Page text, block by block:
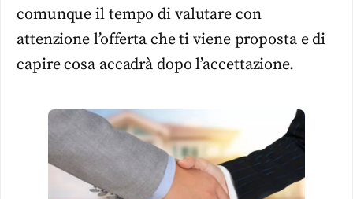
comunque il tempo di valutare con
attenzione l’offerta che ti viene proposta e di
capire cosa accadrà dopo l’accettazione.